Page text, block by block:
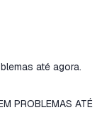
até agora.
PROBLEMAS ATÉ